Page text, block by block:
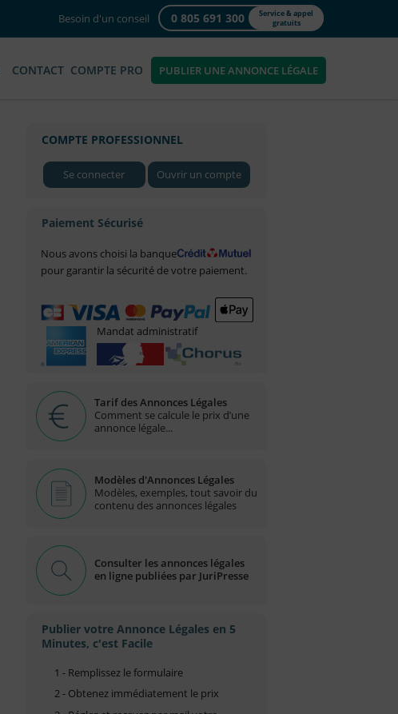
Besoin d'un conseil 0 805 691 300
Service & appel
gratuits
CONTACT COMPTE PRO PUBLIER UNE ANNONCE LÉGALE
COMPTE PROFESSIONNEL
Se connecter Ouvrir un compte
Paiement Sécurisé
Nous avons choisi la banque
pour garantir la sécurité de votre paiement.
Mandat administratif
Tarif des Annonces Légales
Comment se calcule le prix d’une
annonce légale...
Modèles d'Annonces Légales
Modèles, exemples, tout savoir du
contenu des annonces légales
Consulter les annonces légales
en ligne publiées par JuriPresse
Publier votre Annonce Légales en 5
Minutes, c'est Facile
1 - Remplissez le formulaire
2 - Obtenez immédiatement le prix